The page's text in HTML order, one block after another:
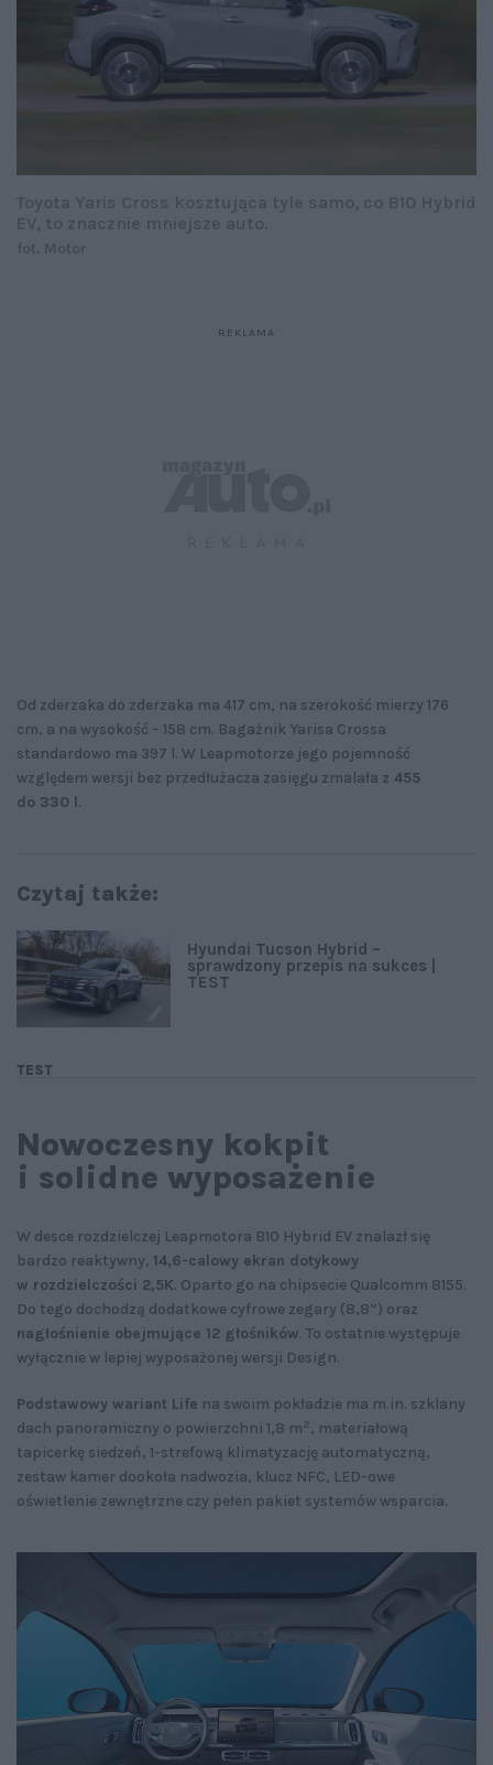
Od zderzaka do zderzaka ma 417 cm, na szerokość mierzy 176
cm, a na wysokość – 158 cm. Bagażnik Yarisa Crossa
standardowo ma 397 l. W Leapmotorze jego pojemność
względem wersji bez przedłużacza zasięgu zmalała z 455
do 330 l.
Czytaj także:
TEST
Hyundai Tucson Hybrid –
sprawdzony przepis na sukces |
TEST
Nowoczesny kokpit
i solidne wyposażenie
W desce rozdzielczej Leapmotora B10 Hybrid EV znalazł się
bardzo reaktywny, 14,6-calowy ekran dotykowy
w rozdzielczości 2,5K. Oparto go na chipsecie Qualcomm 8155.
Do tego dochodzą dodatkowe cyfrowe zegary (8,8”) oraz
nagłośnienie obejmujące 12 głośników. To ostatnie występuje
wyłącznie w lepiej wyposażonej wersji Design.
Podstawowy wariant Life na swoim pokładzie ma m.in. szklany
dach panoramiczny o powierzchni 1,8 m2, materiałową
tapicerkę siedzeń, 1-strefową klimatyzację automatyczną,
zestaw kamer dookoła nadwozia, klucz NFC, LED-owe
oświetlenie zewnętrzne czy pełen pakiet systemów wsparcia.